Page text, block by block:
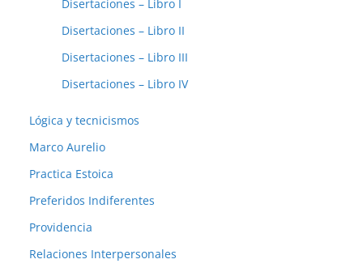
Disertaciones – Libro I
Disertaciones – Libro II
Disertaciones – Libro III
Disertaciones – Libro IV
Lógica y tecnicismos
Marco Aurelio
Practica Estoica
Preferidos Indiferentes
Providencia
Relaciones Interpersonales